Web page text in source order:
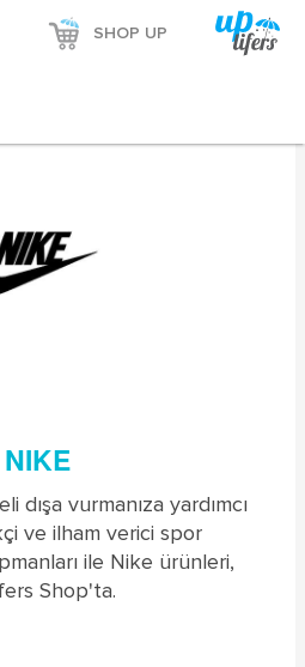
SHOP UP 
NIKE
dışa vurmanıza yardımcı
ve ilham verici spor
ile Nike ürünleri,
Shop'ta.